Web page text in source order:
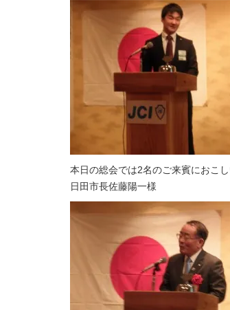
本日の総会では2名のご来賓におこ
日田市長佐藤陽一様